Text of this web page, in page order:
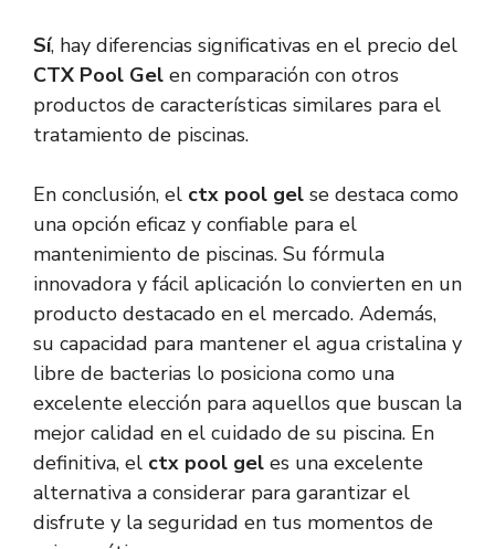
Sí, hay diferencias significativas en el precio del
CTX Pool Gel en comparación con otros
productos de características similares para el
tratamiento de piscinas.
En conclusión, el ctx pool gel se destaca como
una opción eficaz y confiable para el
mantenimiento de piscinas. Su fórmula
innovadora y fácil aplicación lo convierten en un
producto destacado en el mercado. Además,
su capacidad para mantener el agua cristalina y
libre de bacterias lo posiciona como una
excelente elección para aquellos que buscan la
mejor calidad en el cuidado de su piscina. En
definitiva, el ctx pool gel es una excelente
alternativa a considerar para garantizar el
disfrute y la seguridad en tus momentos de